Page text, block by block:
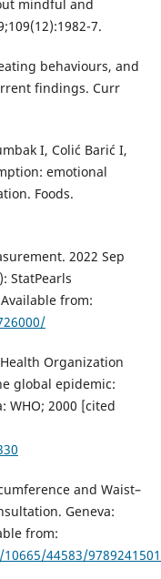
mindful and
7.
behaviours, and
findings. Curr
I, Colić Barić I,
emotional
Foods.
2022 Sep
StatPearls
from:
Organization
global epidemic:
WHO; 2000 [cited
and Waist–
Geneva:
from:
44583/